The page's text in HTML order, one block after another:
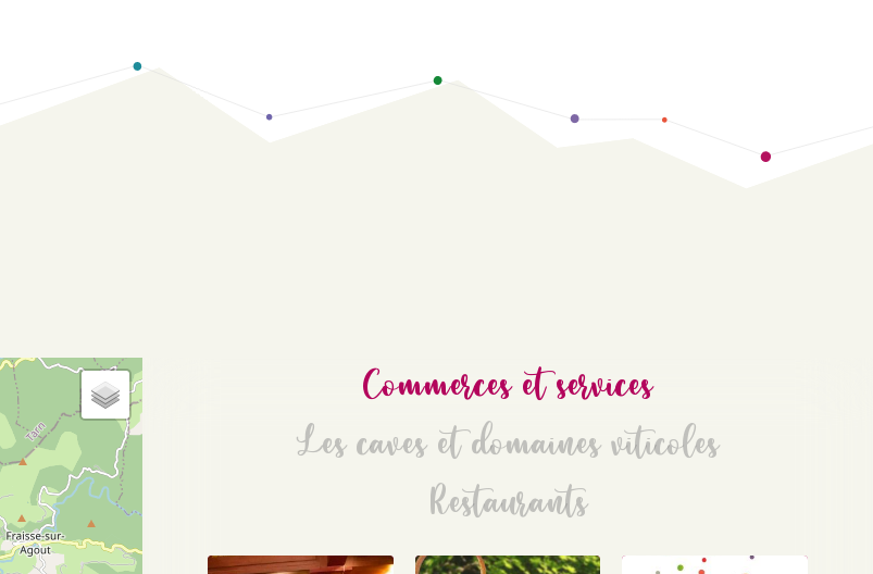
Commerces et services
Les caves et domaines viticoles
Restaurants